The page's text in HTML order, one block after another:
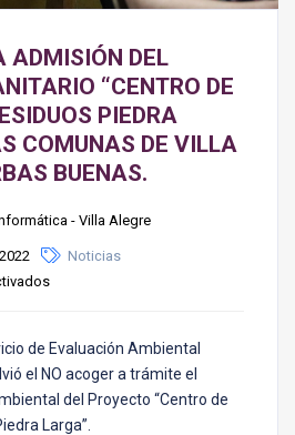
ADMISIÓN DEL
“CENTRO DE
PIEDRA
COMUNAS DE VILLA
BUENAS.
- Villa Alegre
Noticias
de Evaluación Ambiental
el NO acoger a trámite el
del Proyecto “Centro de
Larga”.